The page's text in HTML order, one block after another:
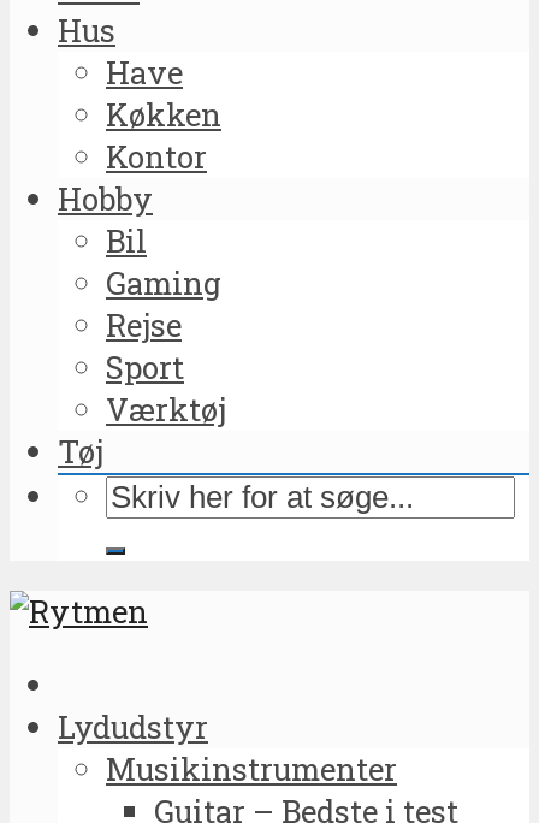
Hus
Have
Køkken
Kontor
Hobby
Bil
Gaming
Rejse
Sport
Værktøj
Tøj
Lydudstyr
Musikinstrumenter
Guitar – Bedste i test